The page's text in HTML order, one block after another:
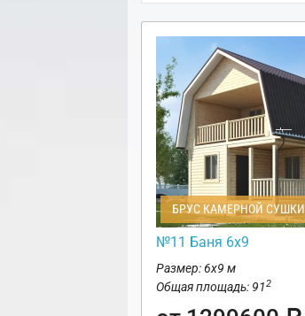
БРУС КАМЕРНОЙ СУШКИ
№11 Баня 6х9
Размер: 6х9 м
Общая площадь: 912